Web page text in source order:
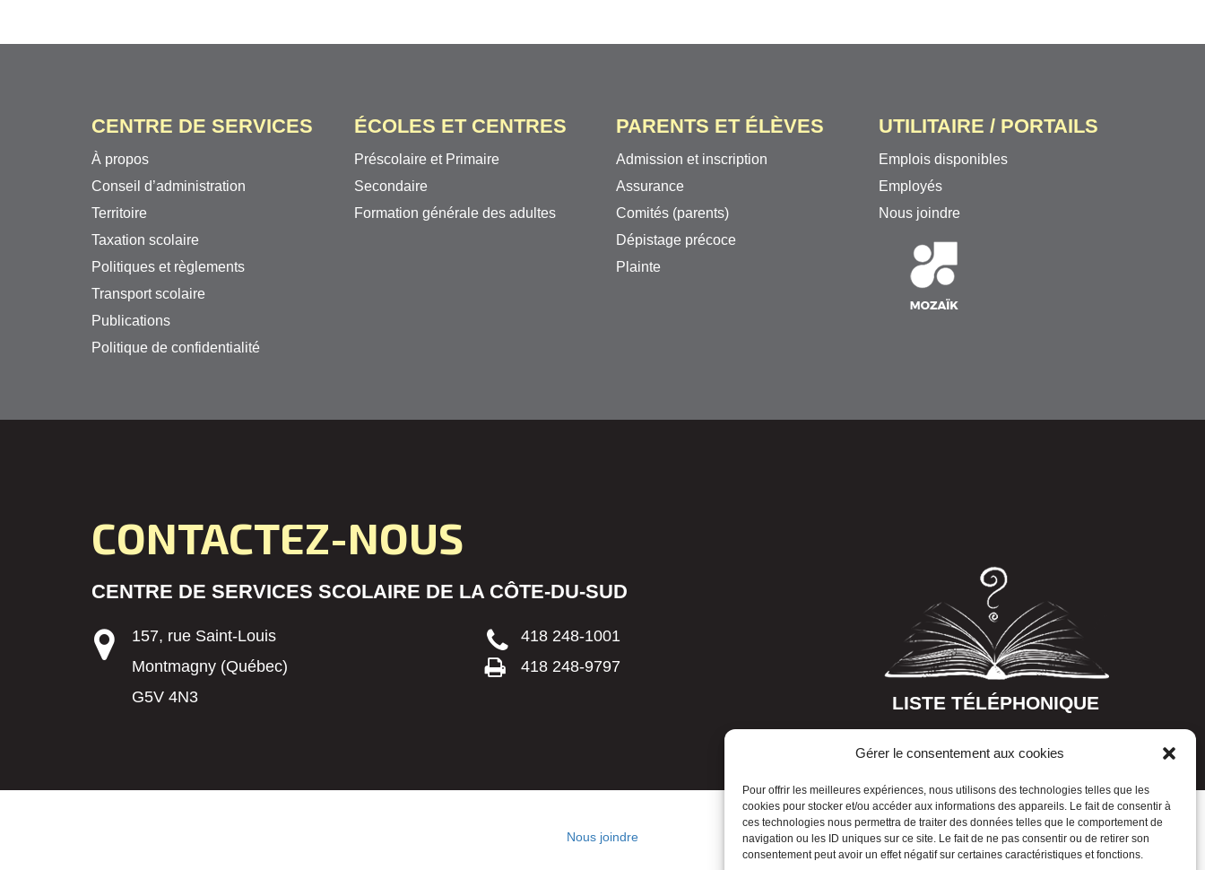
Gérer le consentement aux cookies
Pour offrir les meilleures expériences, nous utilisons des technologies telles que les
cookies pour stocker et/ou accéder aux informations des appareils. Le fait de consentir à
ces technologies nous permettra de traiter des données telles que le comportement de
navigation ou les ID uniques sur ce site. Le fait de ne pas consentir ou de retirer son
consentement peut avoir un effet négatif sur certaines caractéristiques et fonctions.
CENTRE DE SERVICES
À propos
Conseil d’administration
Territoire
Taxation scolaire
Politiques et règlements
Transport scolaire
Publications
Politique de confidentialité
ÉCOLES ET CENTRES
Préscolaire et Primaire
Secondaire
Formation générale des adultes
PARENTS ET ÉLÈVES
Admission et inscription
Assurance
Comités (parents)
Dépistage précoce
Plainte
UTILITAIRE / PORTAILS
Emplois disponibles
Employés
Nous joindre
CONTACTEZ-NOUS
CENTRE DE SERVICES SCOLAIRE DE LA CÔTE-DU-SUD
157, rue Saint-Louis
Montmagny (Québec)
G5V 4N3
418 248-1001
418 248-9797
LISTE TÉLÉPHONIQUE
Nous joindre